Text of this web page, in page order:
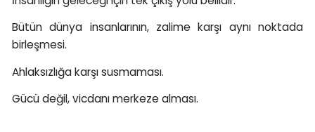
Bütün dünya insanlarının, zalime karşı aynı noktada
birleşmesi.
Ahlaksızlığa karşı susmaması.
Gücü değil, vicdanı merkeze alması.